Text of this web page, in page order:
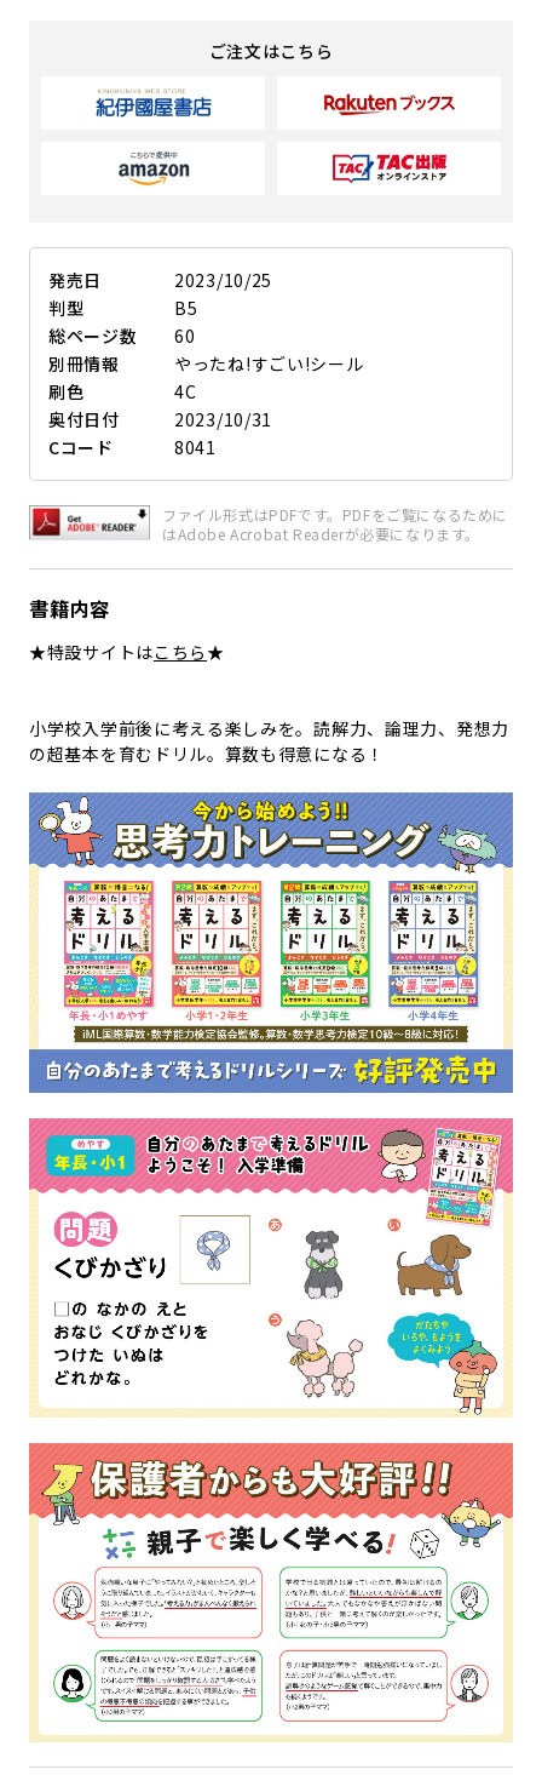
ご注文はこちら
発売日
2023/10/25
判型
B5
総ページ数
60
別冊情報
やったね!すごい!シール
刷色
4C
奥付日付
2023/10/31
Cコード
8041
ファイル形式はPDFです。PDFをご覧になるために
はAdobe Acrobat Readerが必要になります。
書籍内容
★特設サイトはこちら★
小学校入学前後に考える楽しみを。読解力、論理力、発想力
の超基本を育むドリル。算数も得意になる！